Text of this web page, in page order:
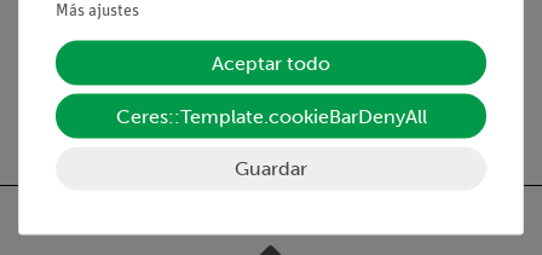
Medios / Descargas
Envío gratuito a partir de 300,- €.
Más ajustes
Aceptar todo
Ceres::Template.cookieBarDenyAll
Guardar